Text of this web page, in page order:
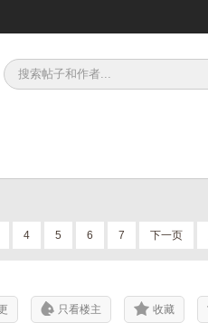
4 5 6 7 下一页
只看楼主 收藏